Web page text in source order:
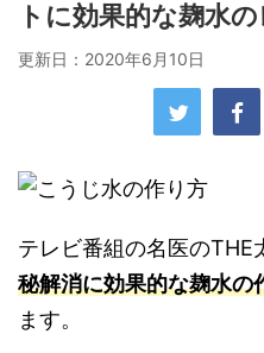
トに効果的な麹水の
更新日： 2020年6月10日
テレビ番組の名医のTHE
秘解消に効果的な麹水の
ます。